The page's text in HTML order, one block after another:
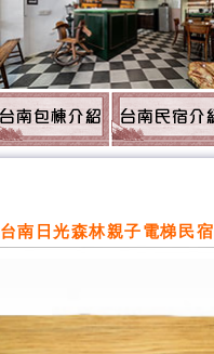
台南日光森林親子電梯民宿